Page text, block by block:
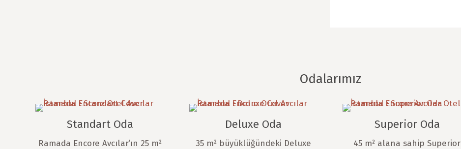
Odalarımız
Standart Oda
Ramada Encore Avcılar’ın 25 m²
Deluxe Oda
35 m² büyüklüğündeki Deluxe
Superior Oda
45 m² alana sahip Superior